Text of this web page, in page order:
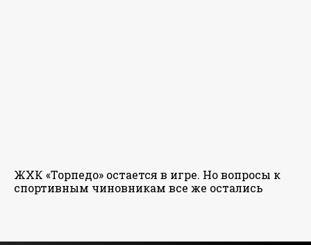
ЖХК «Торпедо» остается в игре. Но вопросы к
спортивным чиновникам все же остались